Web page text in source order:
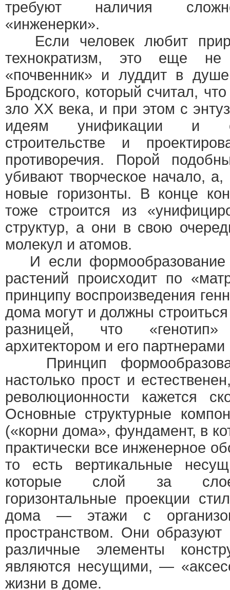
требуют наличия
«инженерки».
Если человек любит
технократизм, это еще
«почвенник» и луддит в
Бродского, который считал,
зло ХХ века, и при этом с
идеям унификации и
строительстве и
противоречия. Порой
убивают творческое начало, а,
новые горизонты. В конце
тоже строится из
структур, а они в свою
молекул и атомов.
И если формообразование
растений происходит по
принципу воспроизведения
дома могут и должны
разницей, что
архитектором и его партнерами
Принцип
настолько прост и
революционности кажется
Основные структурные
(«корни дома», фундамент, в
практически все инженерное
то есть вертикальные
которые слой за
горизонтальные проекции
дома — этажи с
пространством. Они образуют
различные элементы
являются несущими, —
жизни в доме.